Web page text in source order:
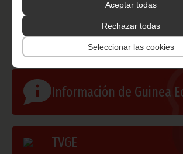
Aceptar todas
Rechazar todas
Seleccionar las cookies
Gobierno e Instituciones
Información de Guinea
TVGE